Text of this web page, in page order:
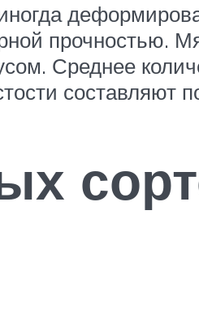
прочностью.
Среднее
составляют